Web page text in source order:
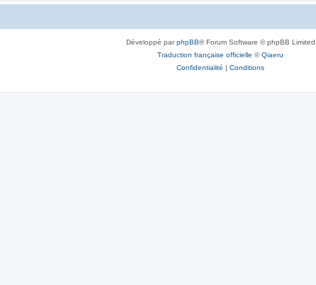
Développé parphpBB® Forum Software © phpBB Limited
Traduction française officielle ©Qiaeru
Confidentialité | Conditions